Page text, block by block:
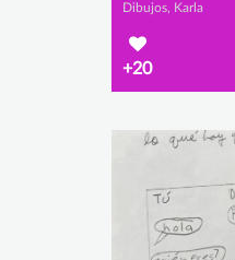
Dibujos, Karla
+20